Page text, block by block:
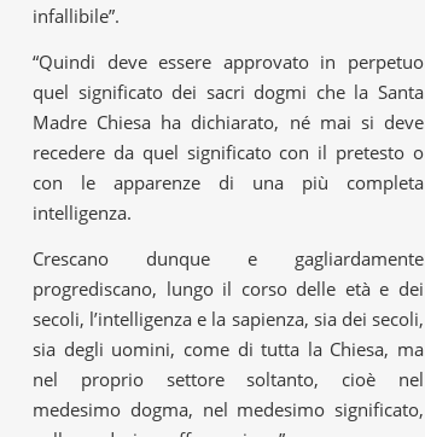
infallibile”.
“Quindi deve essere approvato in perpetuo
quel significato dei sacri dogmi che la Santa
Madre Chiesa ha dichiarato, né mai si deve
recedere da quel significato con il pretesto o
con le apparenze di una più completa
intelligenza.
Crescano dunque e gagliardamente
progrediscano, lungo il corso delle età e dei
secoli, l’intelligenza e la sapienza, sia dei secoli,
sia degli uomini, come di tutta la Chiesa, ma
nel proprio settore soltanto, cioè nel
medesimo dogma, nel medesimo significato,